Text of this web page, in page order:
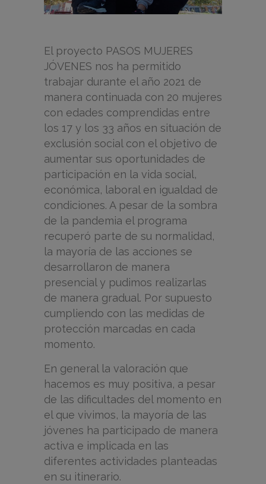
El proyecto PASOS MUJERES
JÓVENES nos ha permitido
trabajar durante el año 2021 de
manera continuada con 20 mujeres
con edades comprendidas entre
los 17 y los 33 años en situación de
exclusión social con el objetivo de
aumentar sus oportunidades de
participación en la vida social,
económica, laboral en igualdad de
condiciones. A pesar de la sombra
de la pandemia el programa
recuperó parte de su normalidad,
la mayoría de las acciones se
desarrollaron de manera
presencial y pudimos realizarlas
de manera gradual. Por supuesto
cumpliendo con las medidas de
protección marcadas en cada
momento.
En general la valoración que
hacemos es muy positiva, a pesar
de las dificultades del momento en
el que vivimos, la mayoría de las
jóvenes ha participado de manera
activa e implicada en las
diferentes actividades planteadas
en su itinerario.